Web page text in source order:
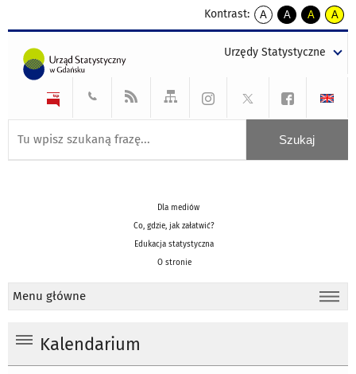
Kontrast:
A
kontrast
A
kontrast
tekst
czarnym
A
kontrast
tekst
czarnym
A
tekst
żółtym
Urzędy Statystyczne
Dla mediów
Co, gdzie, jak załatwić?
Edukacja statystyczna
O stronie
Menu główne
Kalendarium